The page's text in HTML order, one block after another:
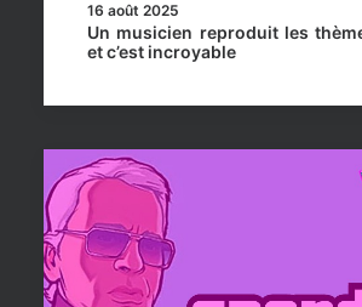
16 août 2025
Un musicien reproduit les
et c’est incroyable